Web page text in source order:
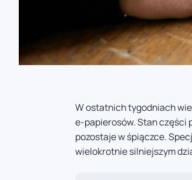
W ostatnich tygodniach
e-papierosów. Stan części
pozostaje w śpiączce.
wielokrotnie silniejszym